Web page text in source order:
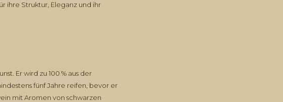
ihre Struktur, Eleganz und ihr
Er wird zu 100 % aus der
fünf Jahre reifen, bevor er
mit Aromen von schwarzen